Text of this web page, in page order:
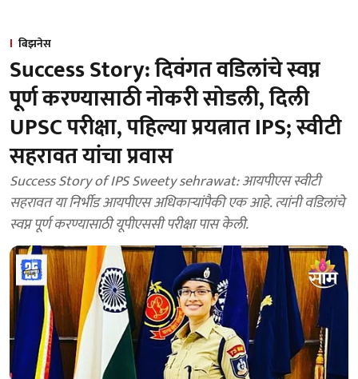
बिझनेस
Success Story: दिवंगत वडिलांचे स्वप्न
पूर्ण करण्यासाठी नोकरी सोडली, दिली
UPSC परीक्षा, पहिल्या प्रयत्नात IPS; स्वीटी
सहरावत यांचा प्रवास
Success Story of IPS Sweety sehrawat: आयपीएस स्वीटी
सहरावत या निर्भीड आयपीएस अधिकाऱ्यांपैकी एक आहे. त्यांनी वडिलांचे
स्वप्न पूर्ण करण्यासाठी यूपीएससी परीक्षा पास केली.